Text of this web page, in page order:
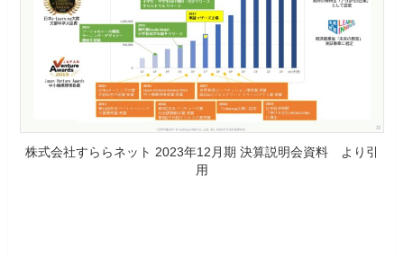
株式会社すららネット 2023年12月期 決算説明会資料 より引
用